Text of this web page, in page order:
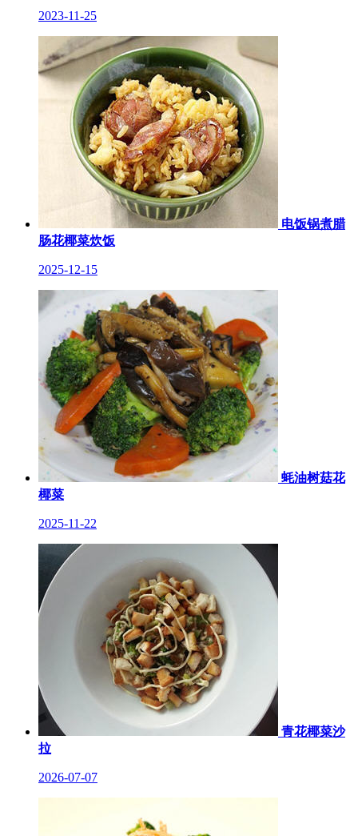
2023-11-25
电饭锅煮腊
肠花椰菜炊饭
2025-12-15
蚝油树菇花
椰菜
2025-11-22
青花椰菜沙
拉
2026-07-07